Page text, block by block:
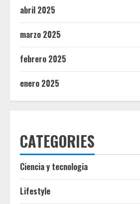
abril 2025
marzo 2025
febrero 2025
enero 2025
CATEGORIES
Ciencia y tecnologia
Lifestyle